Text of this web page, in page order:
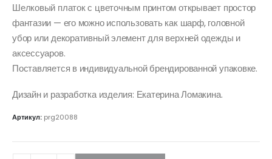
Шелковый платок с цветочным принтом открывает простор
фантазии — его можно использовать как шарф, головной
убор или декоративный элемент для верхней одежды и
аксессуаров.
Поставляется в индивидуальной брендированной упаковке.
Дизайн и разработка изделия: Екатерина Ломакина.
Артикул: prg20088